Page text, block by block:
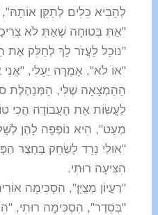
לְהָבִיא כֵּלִים לְתַקֵּן
"אַתְּ בְּטוּחָה שֶׁאַתְּ לֹא
"נוּכַל לַעֲזֹר לָךְ לְחַלֵּק אֶת
"אוֹֹ לֹא", אָמְרָה יַעֵלִי,
הַהַמְצָאָה שֶׁלִּי, הַמְּנַהֶלֶת
לַעֲשׂוֹת אֶת הָעֲבוֹדָה הֲכִי
מְעַט", הִיא נוֹפְפָה לָהֶן
"אוּלַי נֵרֵד לְשַׂחֵק בְּחָצַר
הִצִּיעָה רוּתִי.
"רַעֲיוֹן מְצֻיָּן", הִסְכִּימָה
"בְּסֵדֶר", הִסְכִּימָה רוּתִי,